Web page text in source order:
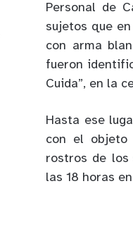
Personal de
sujetos que
con arma
fueron
Cuida”, en la
Hasta ese
con el objeto
rostros de los
las 18 horas